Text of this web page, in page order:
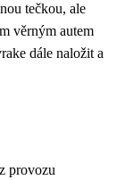
tečkou, ale
věrným autem
dále naložit a
provozu